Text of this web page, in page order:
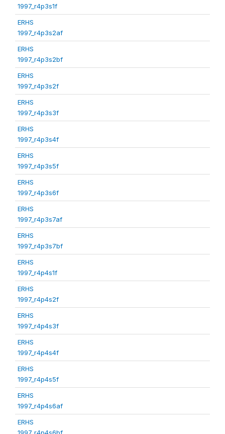
1997_r4p3s1f
ERHS
1997_r4p3s2af
ERHS
1997_r4p3s2bf
ERHS
1997_r4p3s2f
ERHS
1997_r4p3s3f
ERHS
1997_r4p3s4f
ERHS
1997_r4p3s5f
ERHS
1997_r4p3s6f
ERHS
1997_r4p3s7af
ERHS
1997_r4p3s7bf
ERHS
1997_r4p4s1f
ERHS
1997_r4p4s2f
ERHS
1997_r4p4s3f
ERHS
1997_r4p4s4f
ERHS
1997_r4p4s5f
ERHS
1997_r4p4s6af
ERHS
1997_r4p4s6bf